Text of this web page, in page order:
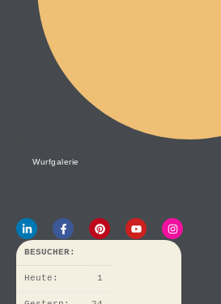
Wurfgalerie
BESUCHER:
Heute: 1